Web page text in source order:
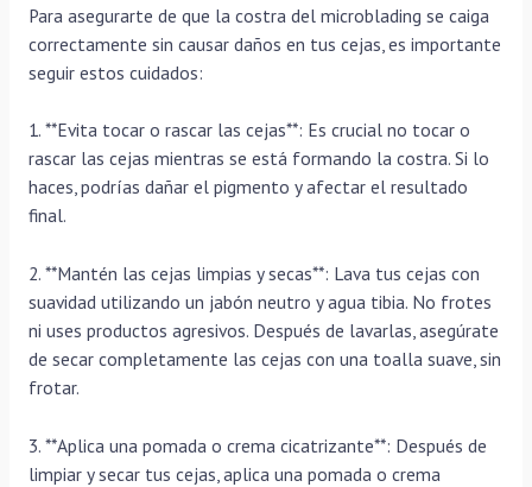
Para asegurarte de que la costra del microblading se caiga
correctamente sin causar daños en tus cejas, es importante
seguir estos cuidados:
1. **Evita tocar o rascar las cejas**: Es crucial no tocar o
rascar las cejas mientras se está formando la costra. Si lo
haces, podrías dañar el pigmento y afectar el resultado
final.
2. **Mantén las cejas limpias y secas**: Lava tus cejas con
suavidad utilizando un jabón neutro y agua tibia. No frotes
ni uses productos agresivos. Después de lavarlas, asegúrate
de secar completamente las cejas con una toalla suave, sin
frotar.
3. **Aplica una pomada o crema cicatrizante**: Después de
limpiar y secar tus cejas, aplica una pomada o crema